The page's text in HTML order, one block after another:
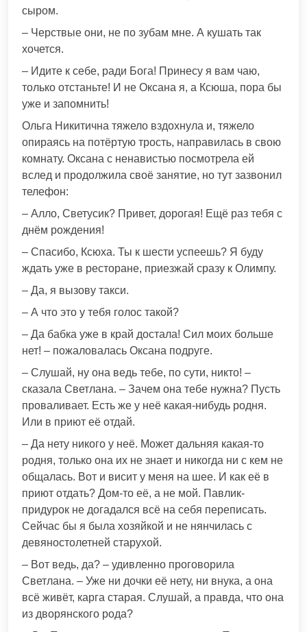
сыром.
– Черствые они, не по зубам мне. А кушать так
хочется.
– Идите к себе, ради Бога! Принесу я вам чаю,
только отстаньте! И не Оксана я, а Ксюша, пора бы
уже и запомнить!
Ольга Никитична тяжело вздохнула и, тяжело
опираясь на потёртую трость, направилась в свою
комнату. Оксана с ненавистью посмотрела ей
вслед и продолжила своё занятие, но тут зазвонил
телефон:
– Алло, Светусик? Привет, дорогая! Ещё раз тебя с
днём рождения!
– Спасибо, Ксюха. Ты к шести успеешь? Я буду
ждать уже в ресторане, приезжай сразу к Олимпу.
– Да, я вызову такси.
– А что это у тебя голос такой?
– Да бабка уже в край достала! Сил моих больше
нет! – пожаловалась Оксана подруге.
– Слушай, ну она ведь тебе, по сути, никто! –
сказала Светлана. – Зачем она тебе нужна? Пусть
проваливает. Есть же у неё какая-нибудь родня.
Или в приют её отдай.
– Да нету никого у неё. Может дальняя какая-то
родня, только она их не знает и никогда ни с кем не
общалась. Вот и висит у меня на шее. И как её в
приют отдать? Дом-то её, а не мой. Павлик-
придурок не догадался всё на себя переписать.
Сейчас бы я была хозяйкой и не нянчилась с
девяностолетней старухой.
– Вот ведь, да? – удивленно проговорила
Светлана. – Уже ни дочки её нету, ни внука, а она
всё живёт, карга старая. Слушай, а правда, что она
из дворянского рода?